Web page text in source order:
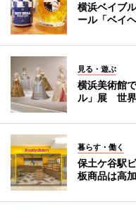
横浜ベイブ
ール「ベイヘ
見る・遊ぶ
横浜美術館
ル」展 世
暮らす・働く
保土ケ谷駅
板商品は高